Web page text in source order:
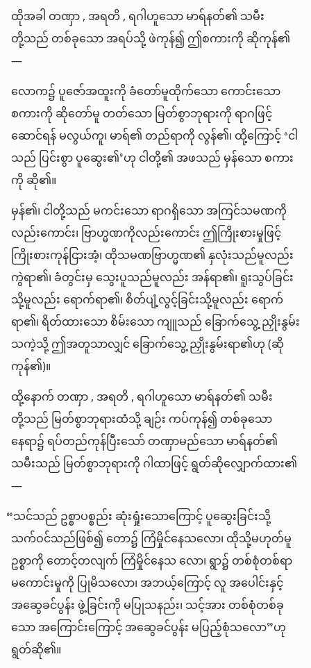
ထိုအခါ တဏှာ , အရတိ , ရဂါဟူသော မာရ်နတ်၏ သမီး
တို့သည် တစ်ခုသော အရပ်သို့ ဖဲကုန်၍ ဤစကားကို ဆိုကုန်၏
—
လောက၌ ပူဇော်အထူးကို ခံတော်မူထိုက်သော ကောင်းသော
စကားကို ဆိုတော်မူ တတ်သော မြတ်စွာဘုရားကို ရာဂဖြင့်
ဆောင်ရန် မလွယ်ကူ၊ မာရ်၏ တည်ရာကို လွန်၏၊ ထို့ကြောင့် ‘ငါ
သည် ပြင်းစွာ ပူဆွေး၏’ဟု ငါတို့၏ အဖသည် မှန်သော စကား
ကို ဆို၏။
မှန်၏၊ ငါတို့သည် မကင်းသော ရာဂရှိသော အကြင်သမဏကို
လည်းကောင်း၊ ဗြာဟ္မဏကိုလည်းကောင်း ဤကြိုးစားမှုဖြင့်
ကြိုးစားကုန်ငြားအံ့၊ ထိုသမဏဗြာဟ္မဏ၏ နှလုံးသည်မူလည်း
ကွဲရာ၏၊ ခံတွင်းမှ သွေးပူသည်မူလည်း အန်ရာ၏၊ ရူးသွပ်ခြင်း
သို့မူလည်း ရောက်ရာ၏၊ စိတ်ပျံ့လွင့်ခြင်းသို့မူလည်း ရောက်
ရာ၏၊ ရိတ်ထားသော စိမ်းသော ကျူသည် ခြောက်သွေ့ ညှိုးနွမ်း
သကဲ့သို့ ဤအတူသာလျှင် ခြောက်သွေ့ ညှိုးနွမ်းရာ၏ဟု (ဆို
ကုန်၏)။
ထို့နောက် တဏှာ , အရတိ , ရဂါဟူသော မာရ်နတ်၏ သမီး
တို့သည် မြတ်စွာဘုရားထံသို့ ချဉ်း ကပ်ကုန်၍ တစ်ခုသော
နေရာ၌ ရပ်တည်ကုန်ပြီးသော် တဏှာမည်သော မာရ်နတ်၏
သမီးသည် မြတ်စွာဘုရားကို ဂါထာဖြင့် ရွတ်ဆိုလျှောက်ထား၏
—
“သင်သည် ဥစ္စာပစ္စည်း ဆုံးရှုံးသောကြောင့် ပူဆွေးခြင်းသို့
သက်ဝင်သည်ဖြစ်၍ တော၌ ကြံမှိုင်နေသလော၊ ထိုသို့မဟုတ်မူ
ဥစ္စာကို တောင့်တလျက် ကြံမှိုင်နေသ လော၊ ရွာ၌ တစ်စုံတစ်ရာ
မကောင်းမှုကို ပြုမိသလော၊ အဘယ့်ကြောင့် လူ အပေါင်းနှင့်
အဆွေခင်ပွန်း ဖွဲ့ခြင်းကို မပြုသနည်း၊ သင့်အား တစ်စုံတစ်ခု
သော အကြောင်းကြောင့် အဆွေခင်ပွန်း မပြည့်စုံသလော”ဟု
ရွတ်ဆို၏။